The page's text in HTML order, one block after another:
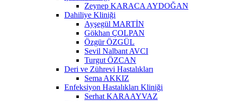
Zeynep KARACA AYDOĞAN
Dahiliye Kliniği
Ayşegül MARTİN
Gökhan ÇOLPAN
Özgür ÖZGÜL
Sevil Nalbant AVCI
Turgut ÖZCAN
Deri ve Zührevi Hastalıkları
Sema AKKIZ
Enfeksiyon Hastalıkları Kliniği
Serhat KARAAYVAZ